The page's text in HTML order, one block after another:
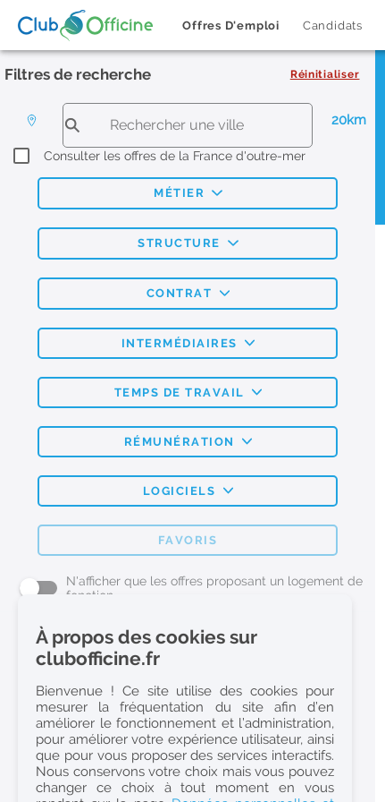
Offres D'emploi Candidats
Filtres de recherche Réinitialiser
20km
Consulter les offres de la France d'outre-mer
MÉTIER
STRUCTURE
CONTRAT
INTERMÉDIAIRES
TEMPS DE TRAVAIL
RÉMUNÉRATION
LOGICIELS
FAVORIS
N'afficher que les offres proposant un logement de
fonction
L'emploi Pharmacie par métier
Pharmacien (H/F)
Préparateur en Pharmacie (H/F)
Etudiant en Pharmacie (H/F)
Etudiant en Pharmacie 6e année validée (H/F)
Conseiller Dermo Cosmetique - Esthéticienne (H/F)
À propos des cookies sur
clubofficine.fr
Bienvenue ! Ce site utilise des cookies pour
mesurer la fréquentation du site afin d’en
améliorer le fonctionnement et l’administration,
pour améliorer votre expérience utilisateur, ainsi
que pour vous proposer des services interactifs.
Nous conservons votre choix mais vous pouvez
changer ce choix à tout moment en vous